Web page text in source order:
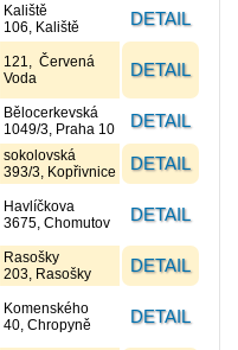
Kaliště
106, Kaliště
DETAIL
121, Červená
Voda
DETAIL
Bělocerkevská
1049/3, Praha 10
DETAIL
sokolovská
393/3, Kopřivnice
DETAIL
Havlíčkova
3675, Chomutov
DETAIL
Rasošky
203, Rasošky
DETAIL
Komenského
40, Chropyně
DETAIL